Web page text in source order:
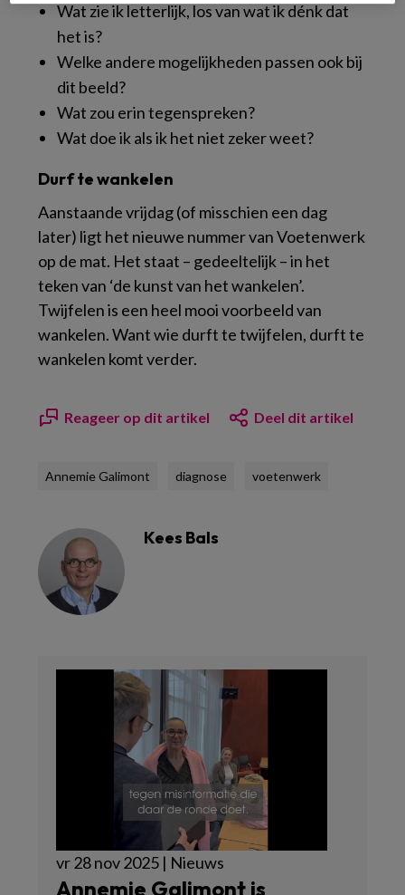
Wat zie ik letterlijk, los van wat ik dénk dat
het is?
Welke andere mogelijkheden passen ook bij
dit beeld?
Wat zou erin tegenspreken?
Wat doe ik als ik het niet zeker weet?
Durf te wankelen
Aanstaande vrijdag (of misschien een dag
later) ligt het nieuwe nummer van Voetenwerk
op de mat. Het staat – gedeeltelijk – in het
teken van ‘de kunst van het wankelen’.
Twijfelen is een heel mooi voorbeeld van
wankelen. Want wie durft te twijfelen, durft te
wankelen komt verder.
Reageer op dit artikel Deel dit artikel
Annemie Galimont diagnose voetenwerk
Kees Bals
vr 28 nov 2025 | Nieuws
Annemie Galimont is